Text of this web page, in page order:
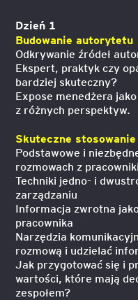
Dzień 1
Budowanie autorytetu
Odkrywanie źródeł
Ekspert, praktyk czy
bardziej skuteczny?
Expose menedżera
z różnych perspektyw.
Skuteczne
Podstawowe i
rozmowach z
Techniki jedno- i
zarządzaniu
Informacja zwrotna
pracownika
Narzędzia
rozmową i udzielać
Jak przygotować się i
wartości, które mają
zespołem?